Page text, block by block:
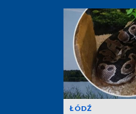
ŁÓDŹ